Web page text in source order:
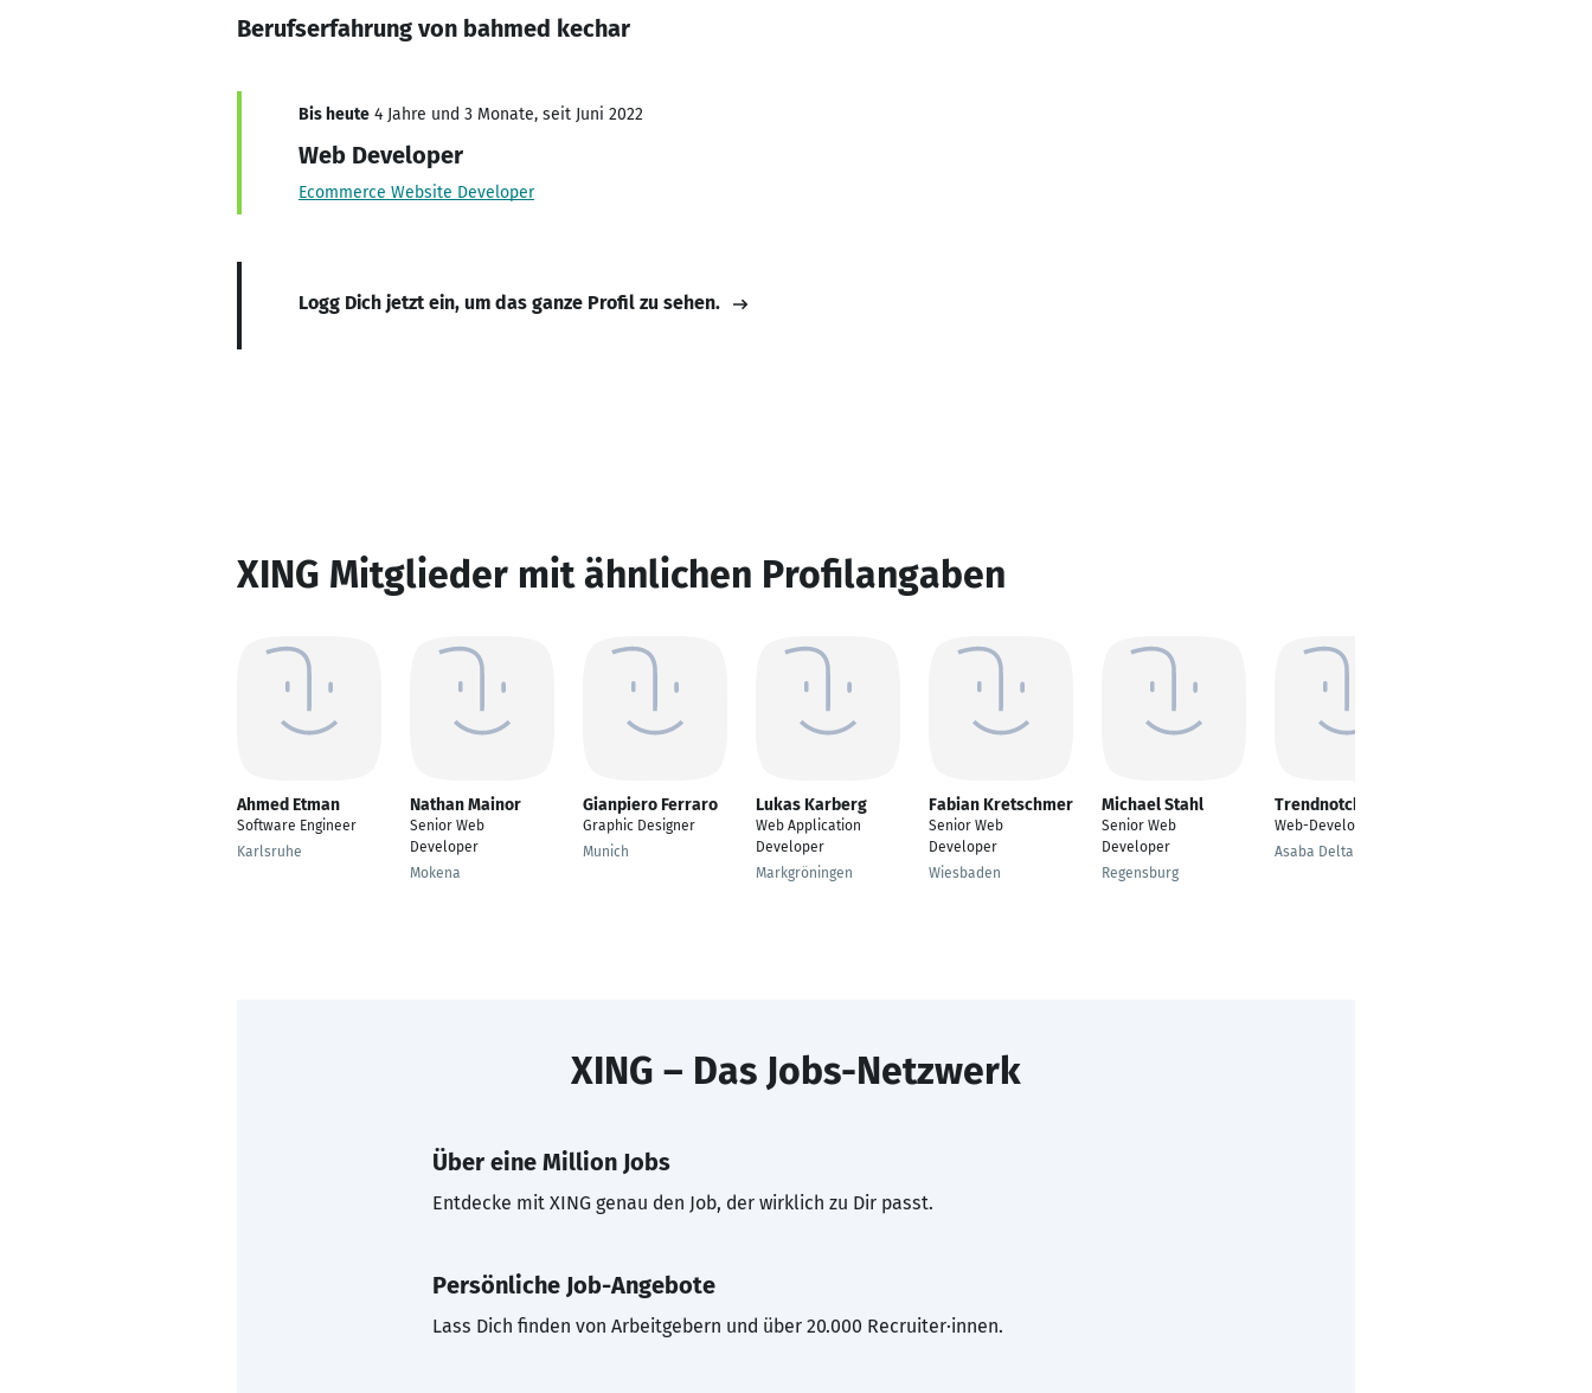
Berufserfahrung von bahmed kechar
Bis heute 4 Jahre und 3 Monate, seit Juni 2022
Web Developer
Ecommerce Website Developer
Logg Dich jetzt ein, um das ganze Profil zu sehen.
XING Mitglieder mit ähnlichen Profilangaben
Ahmed Etman
Software Engineer
Karlsruhe
Nathan Mainor
Senior Web
Developer
Mokena
Gianpiero Ferraro
Graphic Designer
Munich
Lukas Karberg
Web Application
Developer
Markgröningen
Fabian Kretschmer
Senior Web
Developer
Wiesbaden
Michael Stahl
Senior Web
Developer
Regensburg
Trendnotch NG
Web-Developer
Asaba Delta State
XING – Das Jobs-Netzwerk
Über eine Million Jobs
Entdecke mit XING genau den Job, der wirklich zu Dir passt.
Persönliche Job-Angebote
Lass Dich finden von Arbeitgebern und über 20.000 Recruiter·innen.